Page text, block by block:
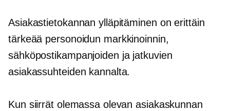
Asiakastietokannan ylläpitäminen on erittäin
tärkeää personoidun markkinoinnin,
sähköpostikampanjoiden ja jatkuvien
asiakassuhteiden kannalta.
Kun siirrät olemassa olevan asiakaskunnan